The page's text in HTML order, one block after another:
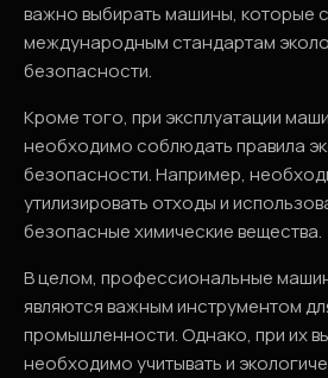
важно выбирать машины, которые
международным стандартам
безопасности.
Кроме того, при эксплуатации
необходимо соблюдать правила
безопасности. Например,
утилизировать отходы и
безопасные химические вещества.
В целом, профессиональные
являются важным инструментом
промышленности. Однако, при их
необходимо учитывать и